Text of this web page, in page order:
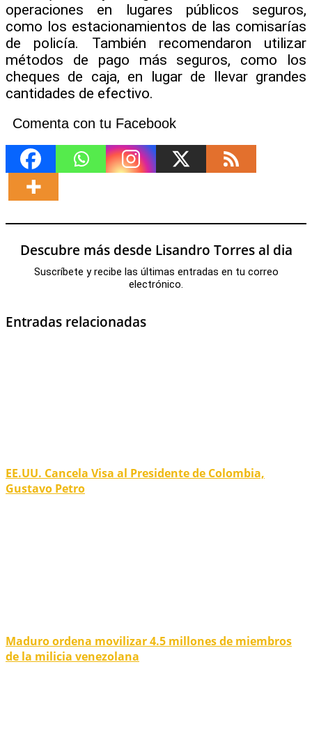
operaciones en lugares públicos seguros,
como los estacionamientos de las comisarías
de policía. También recomendaron utilizar
métodos de pago más seguros, como los
cheques de caja, en lugar de llevar grandes
cantidades de efectivo.
Comenta con tu Facebook
Descubre más desde Lisandro Torres al dia
Suscríbete y recibe las últimas entradas en tu correo
electrónico.
Entradas relacionadas
EE.UU. Cancela Visa al Presidente de Colombia,
Gustavo Petro
Maduro ordena movilizar 4.5 millones de miembros
de la milicia venezolana